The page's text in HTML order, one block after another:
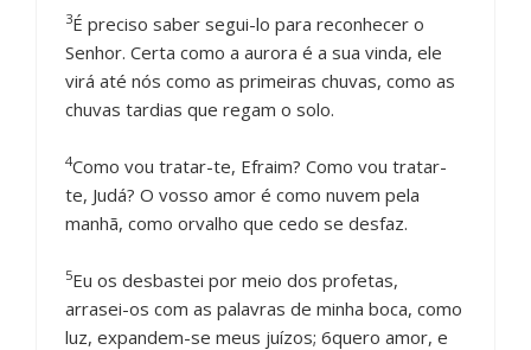
3É preciso saber segui-lo para reconhecer o
Senhor. Certa como a aurora é a sua vinda, ele
virá até nós como as primeiras chuvas, como as
chuvas tardias que regam o solo.
4Como vou tratar-te, Efraim? Como vou tratar-
te, Judá? O vosso amor é como nuvem pela
manhã, como orvalho que cedo se desfaz.
5Eu os desbastei por meio dos profetas,
arrasei-os com as palavras de minha boca, como
luz, expandem-se meus juízos; 6quero amor, e